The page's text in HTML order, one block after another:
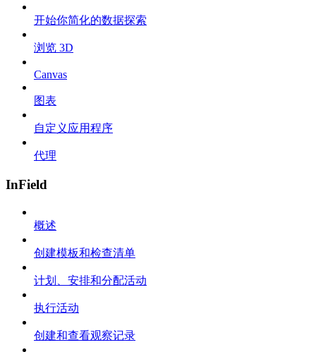
开始你简化的数据探索
浏览 3D
Canvas
图表
自定义应用程序
代理
InField
概述
创建模板和检查清单
计划、安排和分配活动
执行活动
创建和查看观察记录